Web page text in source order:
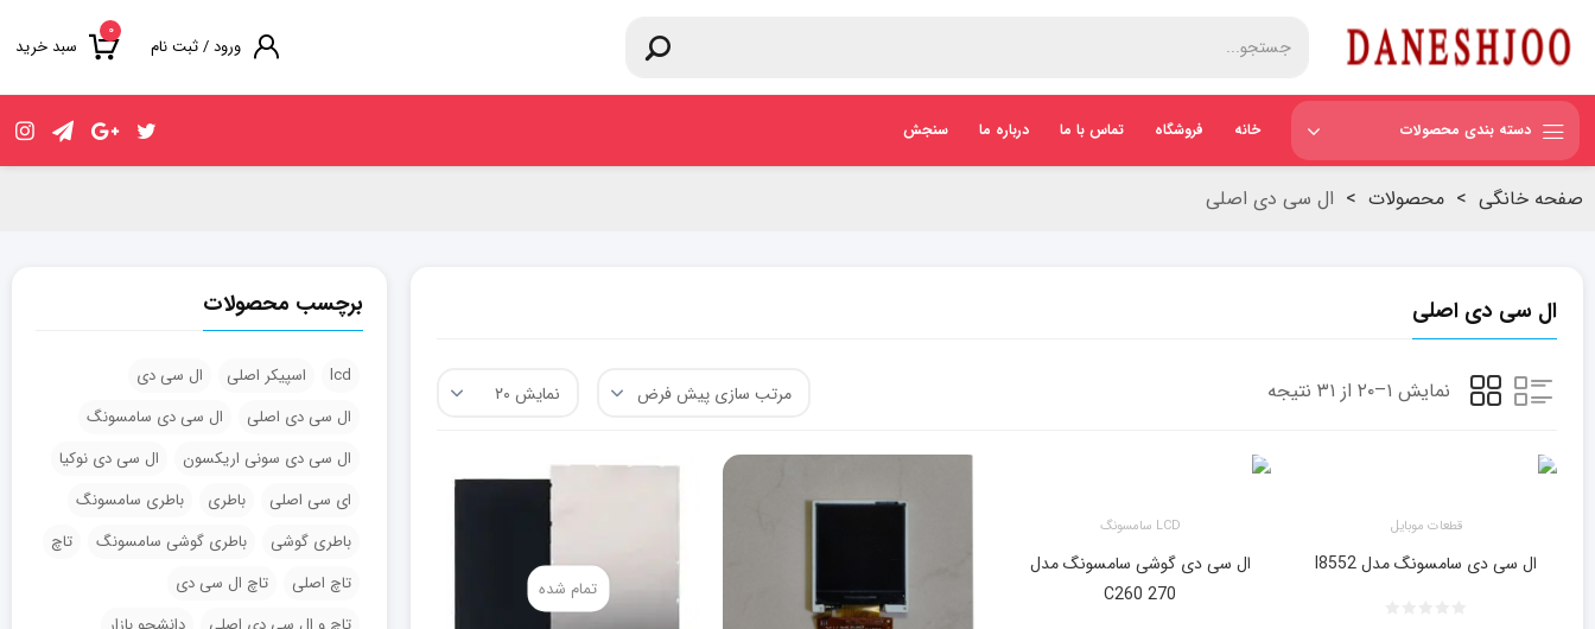
۰
سبد خرید ورود / ثبت نام
دسته بندی محصولات خانه فروشگاه تماس با ما درباره ما سنجش
صفحه خانگی > محصولات > ال سی دی اصلی
ال سی دی اصلی
نمایش ۱–۲۰ از ۳۱ نتیجه
قطعات موبایل
ال سی دی سامسونگ مدل I8552
LCD سامسونگ
ال سی دی گوشی سامسونگ مدل
C260 270
تمام شده
برچسب محصولات
lcd اسپیکر اصلی
ال سی دی
ال سی دی اصلی
ال سی دی سامسونگ
ال سی دی سونی اریکسون
ال سی دی نوکیا
ای سی اصلی
باطری
باطری سامسونگ
باطری گوشی
باطری گوشی سامسونگ
تاچ
تاچ اصلی
تاچ ال سی دی